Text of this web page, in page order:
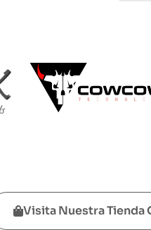
Visita Nuestra Tienda